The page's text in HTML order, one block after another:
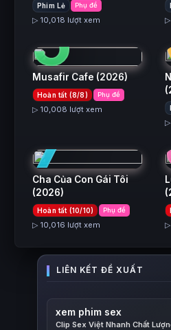
Phim Lẻ Phụ đề
▷ 10,018 lượt xem ▷
5
Musafir Cafe (2026)
Hoàn tất (8/8) Phụ đề
▷ 10,008 lượt xem
▷
7
Cha Của Con Gái Tôi
(2026)
Hoàn tất (10/10) Phụ đề
▷ 10,016 lượt xem
xem phim sex
Clip Sex Việt Nhanh Chất